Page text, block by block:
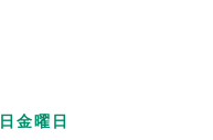
金曜日